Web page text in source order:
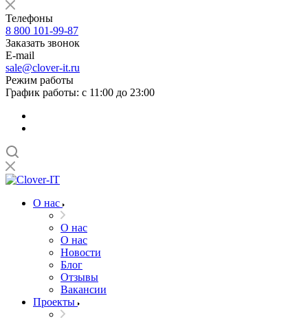
Телефоны
8 800 101-99-87
Заказать звонок
E-mail
sale@clover-it.ru
Режим работы
График работы: с 11:00 до 23:00
О нас
О нас
О нас
Новости
Блог
Отзывы
Вакансии
Проекты